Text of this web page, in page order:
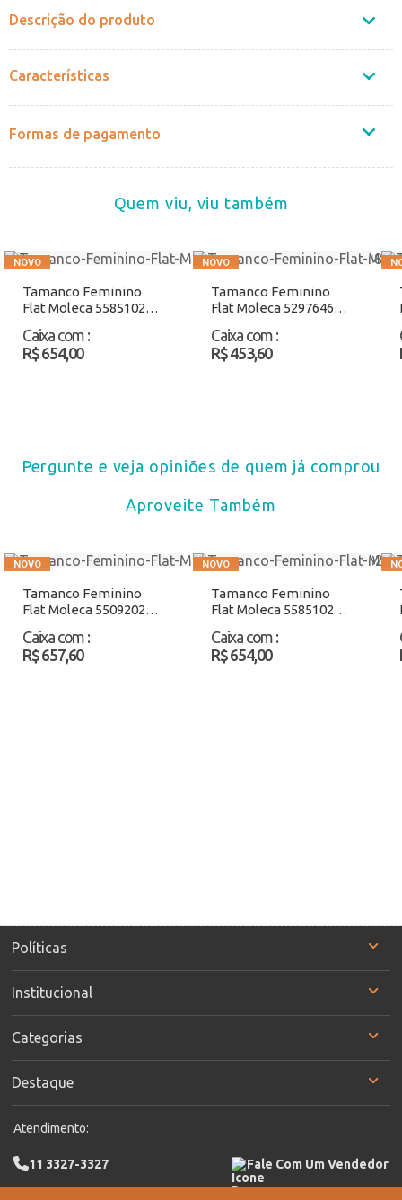
Descrição do produto
Características
Formas de pagamento
Quem viu, viu também
Tamanco Feminino
Flat Moleca 5585102
Caixa com :
R$ 654,00
Tamanco Feminino
Flat Moleca 5297646
Caixa com :
R$ 453,60
Pergunte e veja opiniões de quem já comprou
Aproveite Também
Tamanco Feminino
Flat Moleca 5509202
Caixa com :
R$ 657,60
Tamanco Feminino
Flat Moleca 5585102
Caixa com :
R$ 654,00
Políticas
Institucional
Categorias
Destaque
Atendimento:
11 3327-3327 Fale Com Um Vendedor